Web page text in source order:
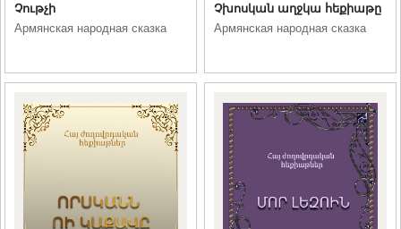
Չութչի
Армянская народная сказка
Չխոսկան աղջկա հեքիաթը
Армянская народная сказка